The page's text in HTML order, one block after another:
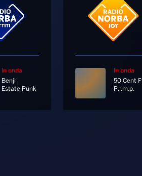
In onda
Benji
Estate Punk
In onda
P.i.m.p.